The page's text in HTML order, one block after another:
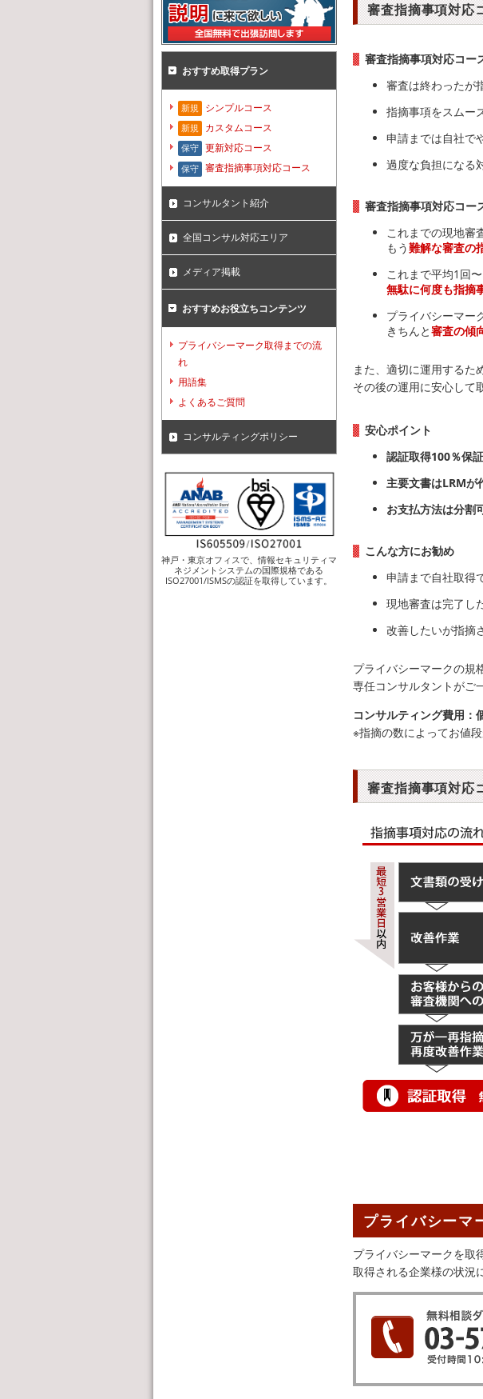
審査指摘事項対応
審査指摘事項対応コー
審査は終わったが
指摘事項をスムー
申請までは自社で
過度な負担になる
審査指摘事項対応コー
これまでの現地審
もう難解な審査の
これまで平均1回
無駄に何度も指摘
プライバシーマー
きちんと審査の傾
また、適切に運用するた
その後の運用に安心して
安心ポイント
認証取得100％保証
主要文書はLRMが
お支払方法は分割
こんな方にお勧め
申請まで自社取得
現地審査は完了し
改善したいが指摘
プライバシーマークの規
専任コンサルタントがご
コンサルティング費用：
※指摘の数によってお値段
審査指摘事項対応
プライバシーマ
プライバシーマークを取
取得される企業様の状況
おすすめ取得プラン
新規 シンプルコース
新規 カスタムコース
保守 更新対応コース
保守 審査指摘事項対応コース
コンサルタント紹介
全国コンサル対応エリア
メディア掲載
おすすめお役立ちコンテンツ
プライバシーマーク取得までの流
れ
用語集
よくあるご質問
コンサルティングポリシー
神戸・東京オフィスで、情報セキュリティマ
ネジメントシステムの国際規格である
ISO27001/ISMSの認証を取得しています。